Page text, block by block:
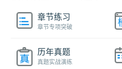
章节练习
章节专项突破
历年真题
真题实战演练